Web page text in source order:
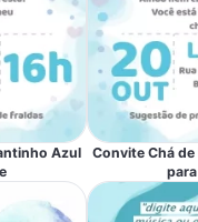
Azul
Convite Chá